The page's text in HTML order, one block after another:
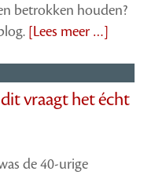
betrokken houden?
[Lees meer …]
vraagt het écht
de 40-urige